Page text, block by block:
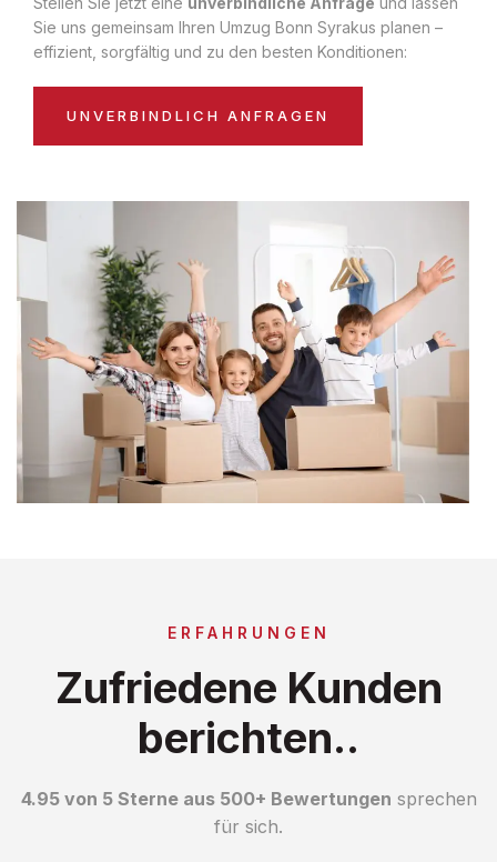
Sie uns gemeinsam Ihren Umzug Bonn Syrakus planen –
effizient, sorgfältig und zu den besten Konditionen:
UNVERBINDLICH ANFRAGEN
ERFAHRUNGEN
Zufriedene Kunden
berichten..
4.95 von 5 Sterne aus 500+ Bewertungen sprechen
für sich.